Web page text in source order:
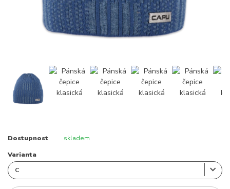
Dostupnost skladem
Varianta